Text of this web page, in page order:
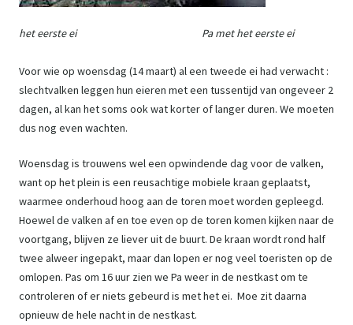
het eerste ei Pa met het eerste ei
Voor wie op woensdag (14 maart) al een tweede ei had verwacht :
slechtvalken leggen hun eieren met een tussentijd van ongeveer 2
dagen, al kan het soms ook wat korter of langer duren. We moeten
dus nog even wachten.
Woensdag is trouwens wel een opwindende dag voor de valken,
want op het plein is een reusachtige mobiele kraan geplaatst,
waarmee onderhoud hoog aan de toren moet worden gepleegd.
Hoewel de valken af en toe even op de toren komen kijken naar de
voortgang, blijven ze liever uit de buurt. De kraan wordt rond half
twee alweer ingepakt, maar dan lopen er nog veel toeristen op de
omlopen. Pas om 16 uur zien we Pa weer in de nestkast om te
controleren of er niets gebeurd is met het ei. Moe zit daarna
opnieuw de hele nacht in de nestkast.